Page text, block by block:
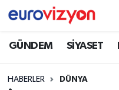
GÜNDEM SİYASET
HABERLER DÜNYA